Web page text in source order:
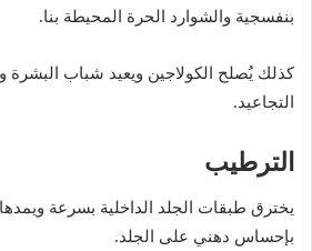
بنفسجية والشوارد الحرة المحيطة بنا.
كذلك يُصلح الكولاجين ويعيد شباب البشرة
التجاعيد.
الترطيب
يخترق طبقات الجلد الداخلية بسرعة
بإحساس دهني على الجلد.